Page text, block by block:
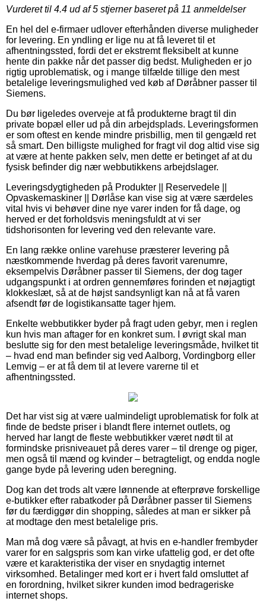
Vurderet til 4.4 ud af 5 stjerner baseret på 11 anmeldelser
En hel del e-firmaer udlover efterhånden diverse muligheder
for levering. En yndling er lige nu at få leveret til et
afhentningssted, fordi det er ekstremt fleksibelt at kunne
hente din pakke når det passer dig bedst. Muligheden er jo
rigtig uproblematisk, og i mange tilfælde tillige den mest
betalelige leveringsmulighed ved køb af Døråbner passer til
Siemens.
Du bør ligeledes overveje at få produkterne bragt til din
private bopæl eller ud på din arbejdsplads. Leveringsformen
er som oftest en kende mindre prisbillig, men til gengæld ret
så smart. Den billigste mulighed for fragt vil dog altid vise sig
at være at hente pakken selv, men dette er betinget af at du
fysisk befinder dig nær webbutikkens arbejdslager.
Leveringsdygtigheden på Produkter || Reservedele ||
Opvaskemaskiner || Dørlåse kan vise sig at være særdeles
vital hvis vi behøver dine nye varer inden for få dage, og
herved er det forholdsvis meningsfuldt at vi ser
tidshorisonten for levering ved den relevante vare.
En lang række online varehuse præsterer levering på
næstkommende hverdag på deres favorit varenumre,
eksempelvis Døråbner passer til Siemens, der dog tager
udgangspunkt i at ordren gennemføres forinden et nøjagtigt
klokkeslæt, så at de højst sandsynligt kan nå at få varen
afsendt før de logistikansatte tager hjem.
Enkelte webbutikker byder på fragt uden gebyr, men i reglen
kun hvis man aftager for en konkret sum. I øvrigt skal man
beslutte sig for den mest betalelige leveringsmåde, hvilket tit
– hvad end man befinder sig ved Aalborg, Vordingborg eller
Lemvig – er at få dem til at levere varerne til et
afhentningssted.
Det har vist sig at være ualmindeligt uproblematisk for folk at
finde de bedste priser i blandt flere internet outlets, og
herved har langt de fleste webbutikker været nødt til at
formindske prisniveauet på deres varer – til drenge og piger,
men også til mænd og kvinder – betragteligt, og endda nogle
gange byde på levering uden beregning.
Dog kan det trods alt være lønnende at efterprøve forskellige
e-butikker efter rabatkoder på Døråbner passer til Siemens
før du færdiggør din shopping, således at man er sikker på
at modtage den mest betalelige pris.
Man må dog være så påvagt, at hvis en e-handler frembyder
varer for en salgspris som kan virke ufattelig god, er det ofte
være et karakteristika der viser en snydagtig internet
virksomhed. Betalinger med kort er i hvert fald omsluttet af
en forordning, hvilket sikrer kunden imod bedrageriske
internet shops.